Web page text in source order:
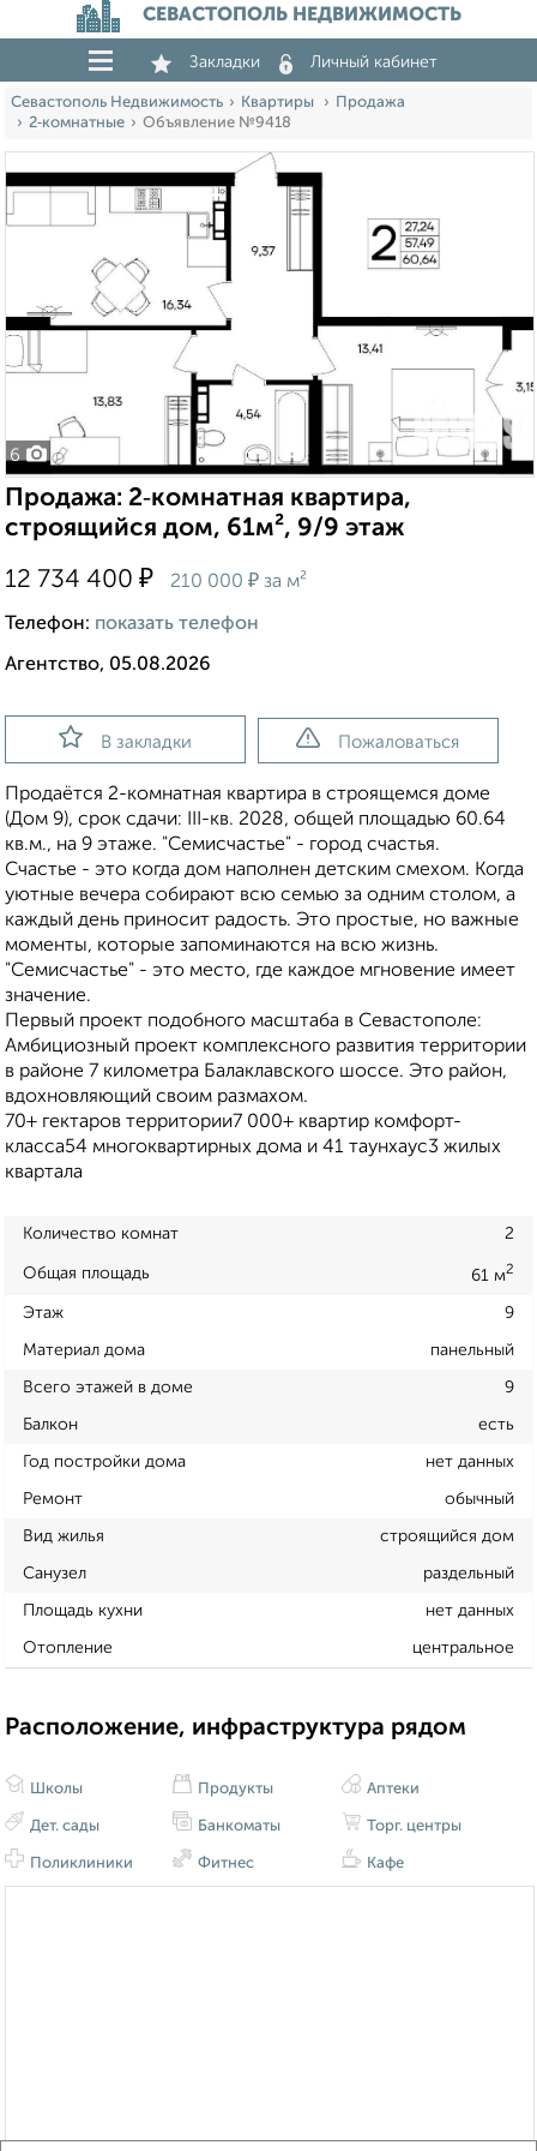
СЕВАСТОПОЛЬ НЕДВИЖИМОСТЬ
Закладки Личный кабинет
Севастополь Недвижимость Квартиры
Продажа
2‑комнатные
Объявление №9418
6
Продажа: 2‑комнатная квартира,
строящийся дом, 61м², 9/9 этаж
12 734 400 ₽ 210 000 ₽ за м²
Телефон: показать телефон
Агентство, 05.08.2026
В закладки Пожаловаться
Продаётся 2-комнатная квартира в строящемся доме
(Дом 9), срок сдачи: III-кв. 2028, общей площадью 60.64
кв.м., на 9 этаже. "Семисчастье" - город счастья.
Счастье - это когда дом наполнен детским смехом. Когда
уютные вечера собирают всю семью за одним столом, а
каждый день приносит радость. Это простые, но важные
моменты, которые запоминаются на всю жизнь.
"Семисчастье" - это место, где каждое мгновение имеет
значение.
Первый проект подобного масштаба в Севастополе:
Амбициозный проект комплексного развития территории
в районе 7 километра Балаклавского шоссе. Это район,
вдохновляющий своим размахом.
70+ гектаров территории7 000+ квартир комфорт-
класса54 многоквартирных дома и 41 таунхаус3 жилых
квартала
Количество комнат 2
Общая площадь 61 м2
Этаж 9
Материал дома панельный
Всего этажей в доме 9
Балкон есть
Год постройки дома нет данных
Ремонт обычный
Вид жилья строящийся дом
Санузел раздельный
Площадь кухни нет данных
Отопление центральное
Расположение, инфраструктура рядом
Школы
Дет. сады
Поликлиники
Продукты
Банкоматы
Фитнес
Аптеки
Торг. центры
Кафе